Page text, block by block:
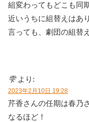
組変わってもどこも同
近いうちに組替えはあ
言っても、劇団の組替
雫 より:
2023年2月10日 19:28
芹香さんの任期は春
なるほど！